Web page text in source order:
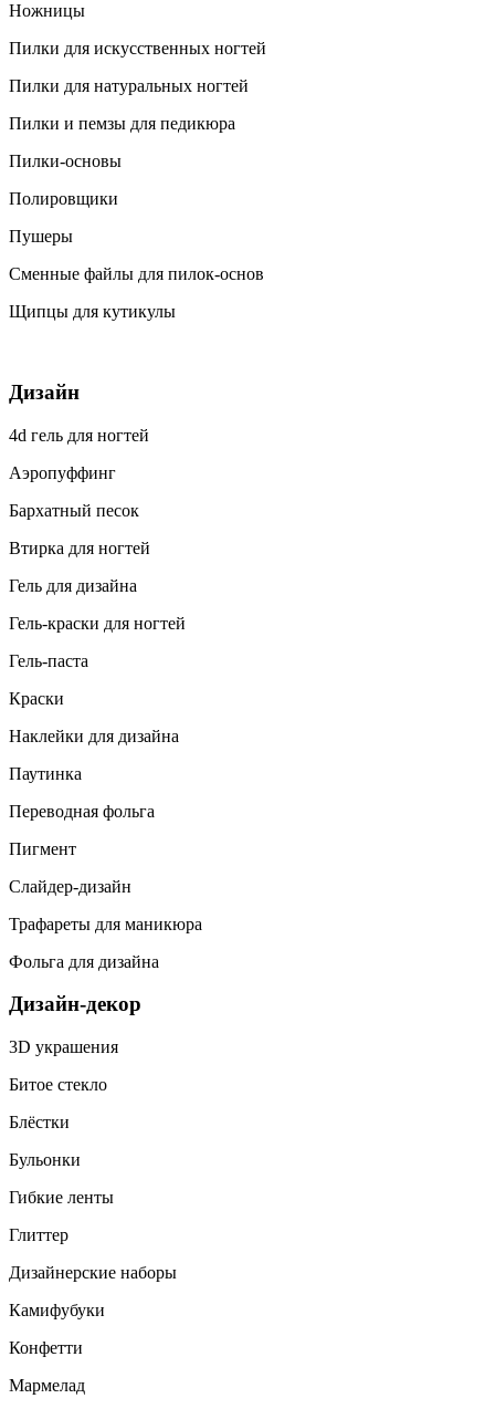
Ножницы
Пилки для искусственных ногтей
Пилки для натуральных ногтей
Пилки и пемзы для педикюра
Пилки-основы
Полировщики
Пушеры
Сменные файлы для пилок-основ
Щипцы для кутикулы
Дизайн
4d гель для ногтей
Аэропуффинг
Бархатный песок
Втирка для ногтей
Гель для дизайна
Гель-краски для ногтей
Гель-паста
Краски
Наклейки для дизайна
Паутинка
Переводная фольга
Пигмент
Слайдер-дизайн
Трафареты для маникюра
Фольга для дизайна
Дизайн-декор
3D украшения
Битое стекло
Блёстки
Бульонки
Гибкие ленты
Глиттер
Дизайнерские наборы
Камифубуки
Конфетти
Мармелад